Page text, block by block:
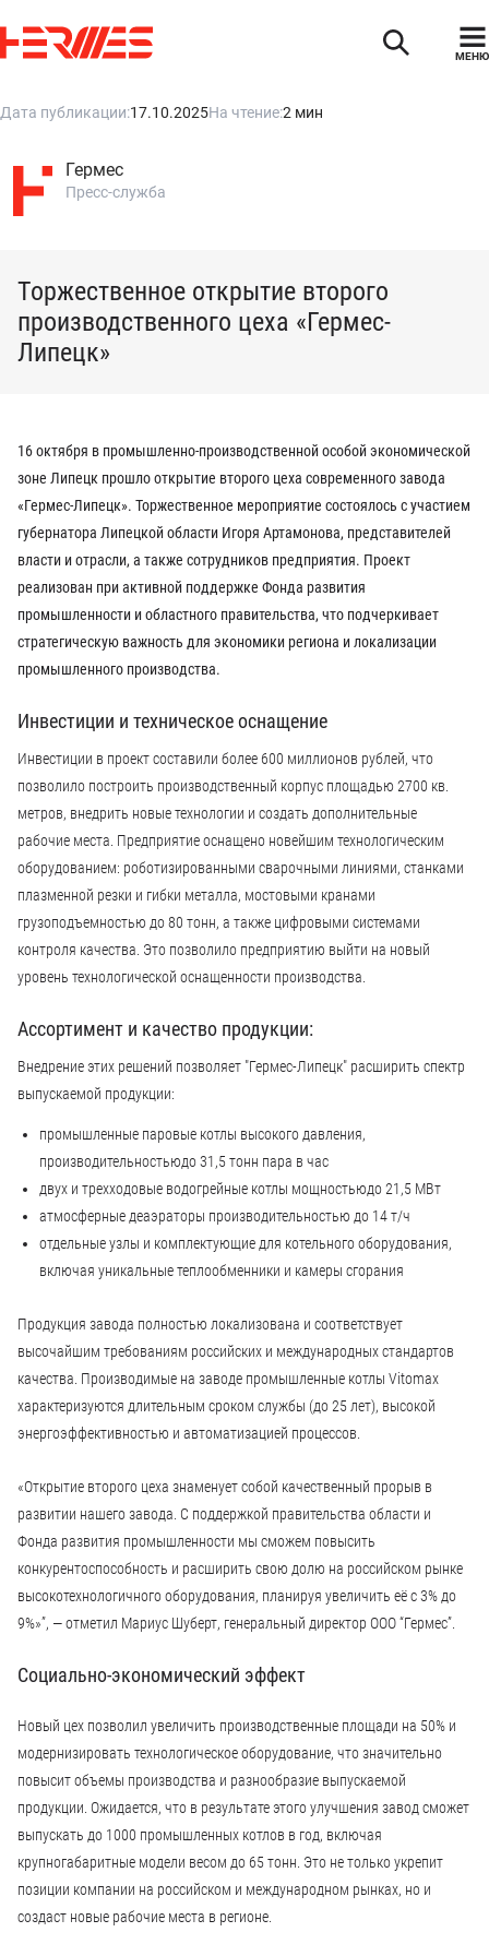
МЕНЮ
Дата публикации:17.10.2025На чтение:2 мин
Гермес
Пресс-служба
Торжественное открытие второго
производственного цеха «Гермес-
Липецк»
16 октября в промышленно-производственной особой экономической
зоне Липецк прошло открытие второго цеха современного завода
«Гермес-Липецк». Торжественное мероприятие состоялось с участием
губернатора Липецкой области Игоря Артамонова, представителей
власти и отрасли, а также сотрудников предприятия. Проект
реализован при активной поддержке Фонда развития
промышленности и областного правительства, что подчеркивает
стратегическую важность для экономики региона и локализации
промышленного производства.
Инвестиции и техническое оснащение
Инвестиции в проект составили более 600 миллионов рублей, что
позволило построить производственный корпус площадью 2700 кв.
метров, внедрить новые технологии и создать дополнительные
рабочие места. Предприятие оснащено новейшим технологическим
оборудованием: роботизированными сварочными линиями, станками
плазменной резки и гибки металла, мостовыми кранами
грузоподъемностью до 80 тонн, а также цифровыми системами
контроля качества. Это позволило предприятию выйти на новый
уровень технологической оснащенности производства.
Ассортимент и качество продукции:
Внедрение этих решений позволяет "Гермес-Липецк" расширить спектр
выпускаемой продукции:
промышленные паровые котлы высокого давления,
производительностьюдо 31,5 тонн пара в час
двух и трехходовые водогрейные котлы мощностьюдо 21,5 МВт
атмосферные деаэраторы производительностью до 14 т/ч
отдельные узлы и комплектующие для котельного оборудования,
включая уникальные теплообменники и камеры сгорания
Продукция завода полностью локализована и соответствует
высочайшим требованиям российских и международных стандартов
качества.​ Производимые на заводе промышленные котлы Vitomax
характеризуются длительным сроком службы (до 25 лет), высокой
энергоэффективностью и автоматизацией процессов.
«Открытие второго цеха знаменует собой качественный прорыв в
развитии нашего завода. С поддержкой правительства области и
Фонда развития промышленности мы сможем повысить
конкурентоспособность и расширить свою долю на российском рынке
высокотехнологичного оборудования, планируя увеличить её с 3% до
9%»”, — отметил Мариус Шуберт, генеральный директор ООО “Гермес”.
Социально-экономический эффект
Новый цех позволил увеличить производственные площади на 50% и
модернизировать технологическое оборудование, что значительно
повысит объемы производства и разнообразие выпускаемой
продукции. Ожидается, что в результате этого улучшения завод сможет
выпускать до 1000 промышленных котлов в год, включая
крупногабаритные модели весом до 65 тонн. Это не только укрепит
позиции компании на российском и международном рынках, но и
создаст новые рабочие места в регионе.